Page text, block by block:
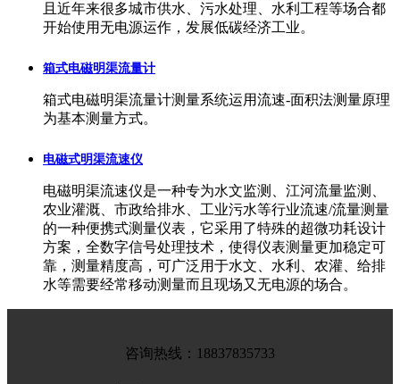
且近年来很多城市供水、污水处理、水利工程等场合都
开始使用无电源运作，发展低碳经济工业。
箱式电磁明渠流量计
箱式电磁明渠流量计测量系统运用流速-面积法测量原理
为基本测量方式。
电磁式明渠流速仪
电磁明渠流速仪是一种专为水文监测、江河流量监测、
农业灌溉、市政给排水、工业污水等行业流速/流量测量
的一种便携式测量仪表，它采用了特殊的超微功耗设计
方案，全数字信号处理技术，使得仪表测量更加稳定可
靠，测量精度高，可广泛用于水文、水利、农灌、给排
水等需要经常移动测量而且现场又无电源的场合。
咨询热线： 18837835733